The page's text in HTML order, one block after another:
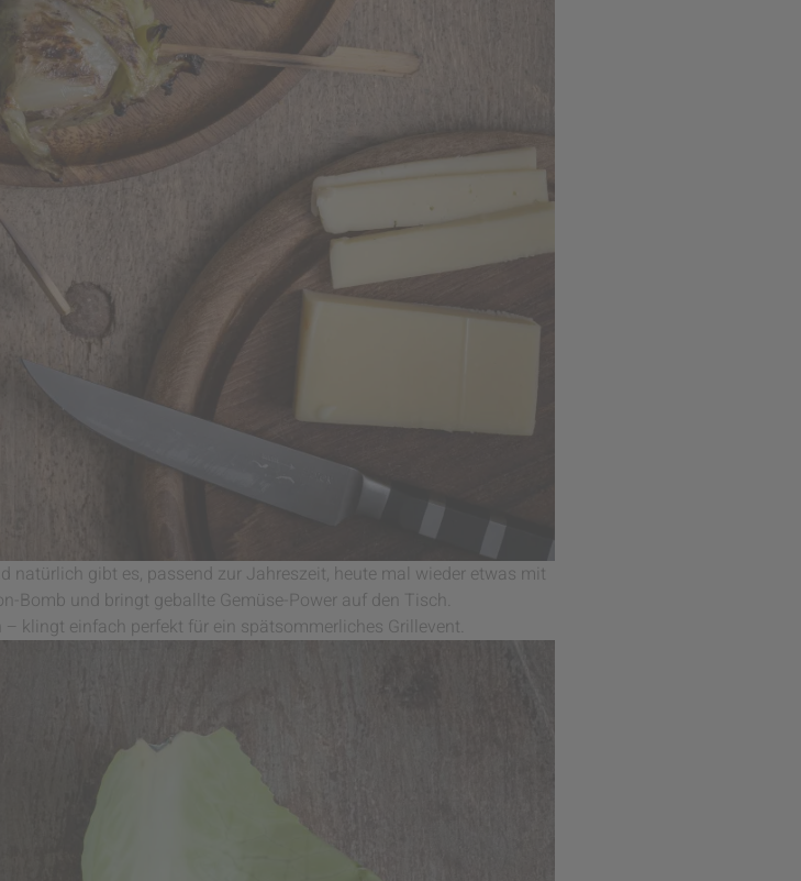
natürlich gibt es, passend zur Jahreszeit, heute mal wieder etwas mit
Bomb und bringt geballte Gemüse-Power auf den Tisch.
klingt einfach perfekt für ein spätsommerliches Grillevent.